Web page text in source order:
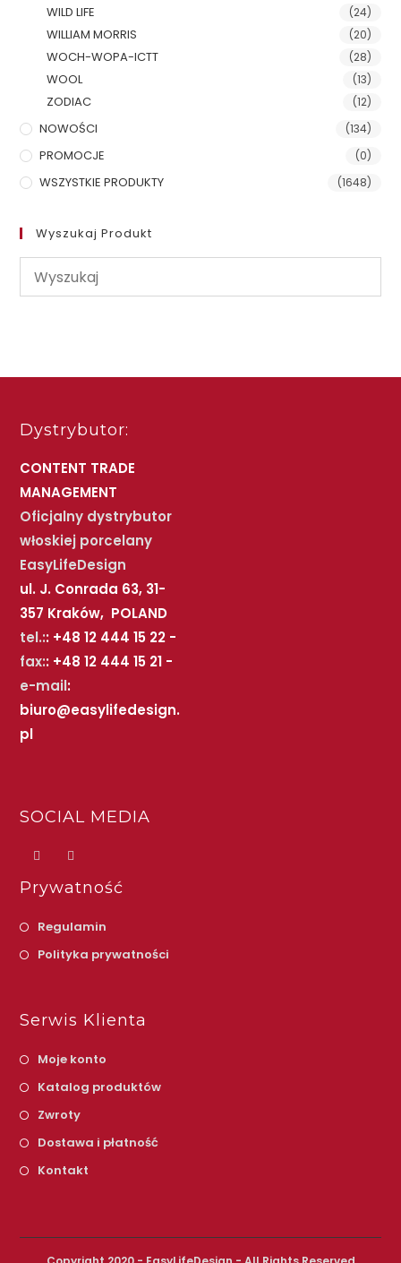
WILD LIFE (24)
WILLIAM MORRIS (20)
WOCH-WOPA-ICTT (28)
WOOL (13)
ZODIAC (12)
NOWOŚCI (134)
PROMOCJE (0)
WSZYSTKIE PRODUKTY (1648)
Wyszukaj Produkt
Dystrybutor:
CONTENT TRADE
MANAGEMENT
Oficjalny dystrybutor
włoskiej porcelany
EasyLifeDesign
ul. J. Conrada 63, 31-
357 Kraków, POLAND
tel.:: +48 12 444 15 22 -
fax:: +48 12 444 15 21 -
e-mail:
biuro@easylifedesign.
pl
SOCIAL MEDIA
Prywatność
Regulamin
Polityka prywatności
Serwis Klienta
Moje konto
Katalog produktów
Zwroty
Dostawa i płatność
Kontakt